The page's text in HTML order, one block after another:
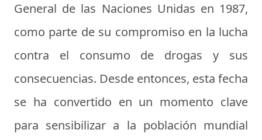
General de las Naciones Unidas en 1987,
como parte de su compromiso en la lucha
contra el consumo de drogas y sus
consecuencias. Desde entonces, esta fecha
se ha convertido en un momento clave
para sensibilizar a la población mundial